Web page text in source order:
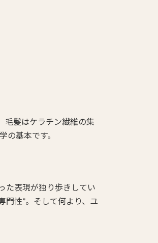
毛髪はケラチン繊維の集
基本です。
た表現が独り歩きしてい
門性”。そして何より、ユ